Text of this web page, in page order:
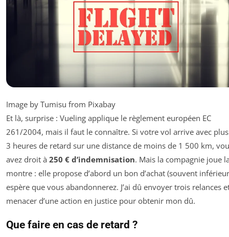
Image by Tumisu from Pixabay
Et là, surprise : Vueling applique le règlement européen EC
261/2004, mais il faut le connaître. Si votre vol arrive avec
3 heures de retard sur une distance de moins de 1 500 km,
avez droit à 250 € d’indemnisation. Mais la compagnie joue
montre : elle propose d’abord un bon d’achat (souvent
espère que vous abandonnerez. J’ai dû envoyer trois relances
menacer d’une action en justice pour obtenir mon dû.
Que faire en cas de retard ?